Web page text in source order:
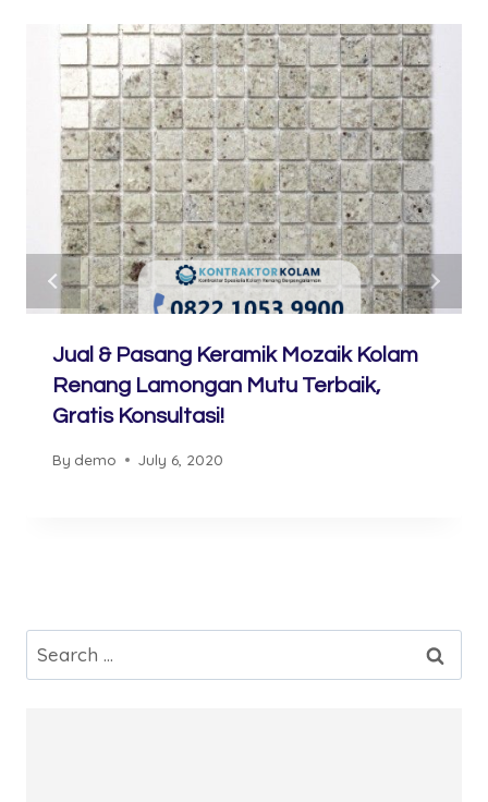
Jual & Pasang Keramik Mozaik Kolam
Renang Lamongan Mutu Terbaik,
Gratis Konsultasi!
By demo July 6, 2020
Search
for: